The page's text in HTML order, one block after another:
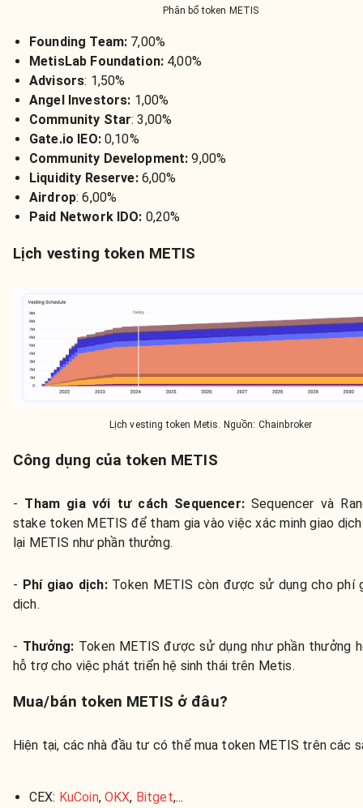
Phân bổ token METIS
Founding Team: 7,00%
MetisLab Foundation: 4,00%
Advisors: 1,50%
Angel Investors: 1,00%
Community Star: 3,00%
Gate.io IEO: 0,10%
Community Development: 9,00%
Liquidity Reserve: 6,00%
Airdrop: 6,00%
Paid Network IDO: 0,20%
Lịch vesting token METIS
Lịch vesting token Metis. Nguồn: Chainbroker
Công dụng của token METIS
- Tham gia với tư cách Sequencer: Sequencer và
stake token METIS để tham gia vào việc xác minh giao dịch
lại METIS như phần thưởng.
- Phí giao dịch: Token METIS còn được sử dụng cho phí
dịch.
- Thưởng: Token METIS được sử dụng như phần thưởng
hỗ trợ cho việc phát triển hệ sinh thái trên Metis.
Mua/bán token METIS ở đâu?
Hiện tại, các nhà đầu tư có thể mua token METIS trên các
CEX: KuCoin, OKX, Bitget,...